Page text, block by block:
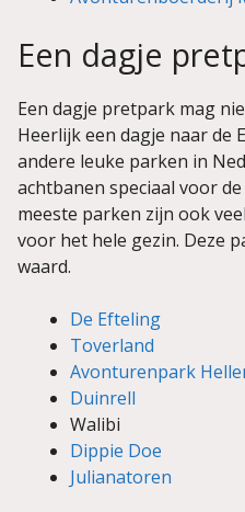
Een dagje
Een dagje pretpark mag
Heerlijk een dagje naar de
andere leuke parken in
achtbanen speciaal voor
meeste parken zijn ook
voor het hele gezin. Deze
waard.
De Efteling
Toverland
Avonturenpark
Duinrell
Walibi
Dippie Doe
Julianatoren